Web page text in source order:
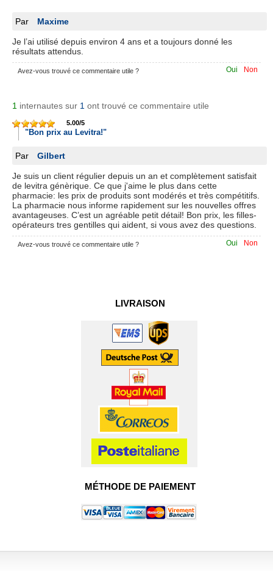
Par Maxime
Je l’ai utilisé depuis environ 4 ans et a toujours donné les
résultats attendus.
Non
Oui
Avez-vous trouvé ce commentaire utile ?
1 internautes sur 1 ont trouvé ce commentaire utile
5.00/5
"Bon prix au Levitra!"
Par Gilbert
Je suis un client régulier depuis un an et complètement satisfait
de levitra génèrique. Ce que j'aime le plus dans cette
pharmacie: les prix de produits sont modérés et très compétitifs.
La pharmacie nous informe rapidement sur les nouvelles offres
avantageuses. C’est un agréable petit détail! Bon prix, les filles-
opérateurs tres gentilles qui aident, si vous avez des questions.
Non
Oui
Avez-vous trouvé ce commentaire utile ?
MÉTHODE DE PAIEMENT
LIVRAISON